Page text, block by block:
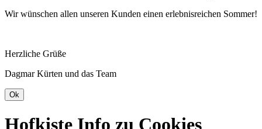
Wir wünschen allen unseren Kunden einen erlebnisreichen Sommer!
Herzliche Grüße
Dagmar Kürten und das Team
Hofkiste Info zu Cookies